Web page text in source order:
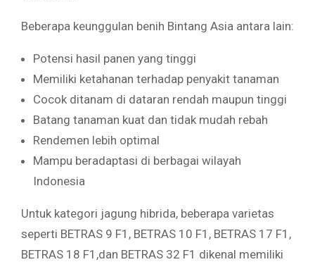
Beberapa keunggulan benih Bintang Asia antara lain:
Potensi hasil panen yang tinggi
Memiliki ketahanan terhadap penyakit tanaman
Cocok ditanam di dataran rendah maupun tinggi
Batang tanaman kuat dan tidak mudah rebah
Rendemen lebih optimal
Mampu beradaptasi di berbagai wilayah
Indonesia
Untuk kategori jagung hibrida, beberapa varietas
seperti BETRAS 9 F1, BETRAS 10 F1, BETRAS 17 F1,
BETRAS 18 F1,dan BETRAS 32 F1 dikenal memiliki